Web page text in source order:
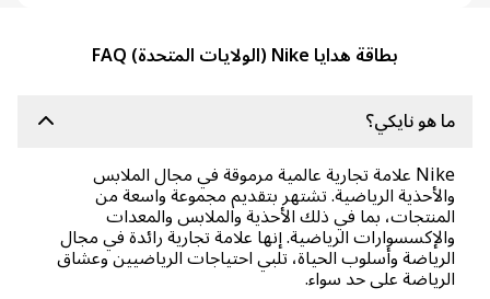
بطاقة هدايا Nike (الولايات المتحدة) FAQ
هو نايكي؟
Nike علامة تجارية عالمية مرموقة في مجال الملابس
الرياضية. تشتهر بتقديم مجموعة واسعة من
بما في ذلك الأحذية والملابس والمعدات
الرياضية. إنها علامة تجارية رائدة في مجال
وأسلوب الحياة، تلبي احتياجات الرياضيين وعشاق
على حد سواء.